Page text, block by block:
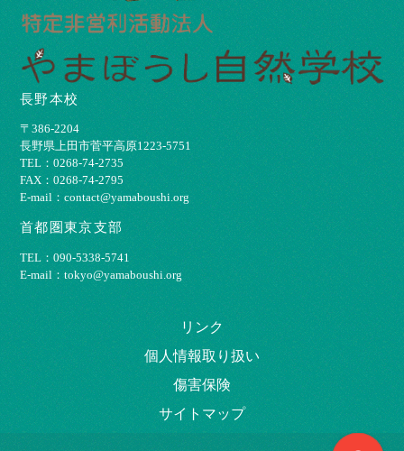
長野本校
〒386-2204
⻑野県上⽥市菅平⾼原1223-5751
TEL：0268-74-2735
FAX：0268-74-2795
E-mail：contact@yamaboushi.org
首都圏東京支部
TEL：090-5338-5741
E-mail：tokyo@yamaboushi.org
リンク
個⼈情報取り扱い
傷害保険
サイトマップ